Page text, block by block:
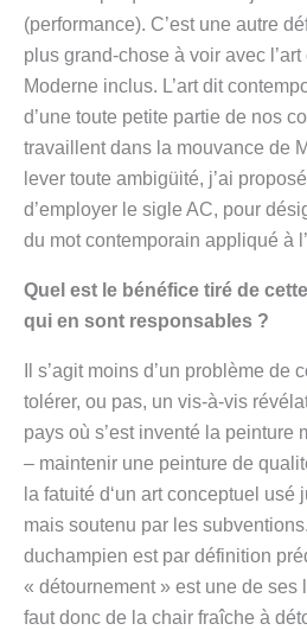
(performance). C’est une autre
plus grand-chose à voir avec l’art
Moderne inclus. L’art dit
d’une toute petite partie de nos
travaillent dans la mouvance de
lever toute ambigüité, j’ai
d’employer le sigle AC, pour
du mot contemporain appliqué à
Quel est le bénéfice tiré de
qui en sont responsables ?
Il s’agit moins d’un problème de
tolérer, ou pas, un vis-à-vis
pays où s’est inventé la peinture
– maintenir une peinture de
la fatuité d‘un art conceptuel usé
mais soutenu par les
duchampien est par définition
« détournement » est une de ses
faut donc de la chair fraîche à